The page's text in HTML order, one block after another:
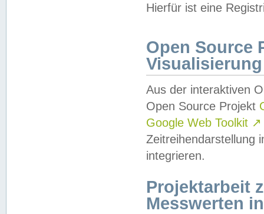
Hierfür ist eine
Open Source
Visualisierung
Aus der interaktiven
Open Source Projekt
Google Web Toolkit ↗
Zeitreihendarstellung
integrieren.
Projektarbeit
Messwerten